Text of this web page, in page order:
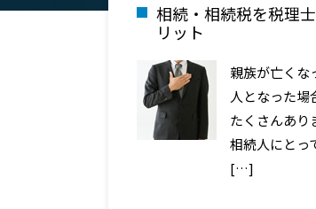
相続・相続税を税理
リット
親族が亡くな
人となった場
たくさんあり
相続人にとっ
[…]